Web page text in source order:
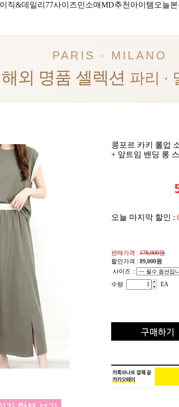
직&데일리 77사이즈민소매MD추천아이템 오늘
PARIS · MILANO
해외 명품 셀렉션 파리 ·
콩포르 카키 롤업
+ 앞트임 밴딩 롱
오늘 마지막 할인 :
판매가격 : 178,000원
할인가격 : 89,000원
사이즈 :
수량
EA